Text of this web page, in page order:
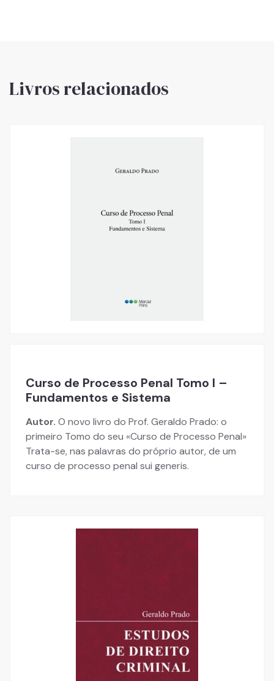
Livros relacionados
Curso de Processo Penal Tomo I –
Fundamentos e Sistema
Autor. O novo livro do Prof. Geraldo Prado: o
primeiro Tomo do seu «Curso de Processo Penal»
Trata-se, nas palavras do próprio autor, de um
curso de processo penal sui generis.